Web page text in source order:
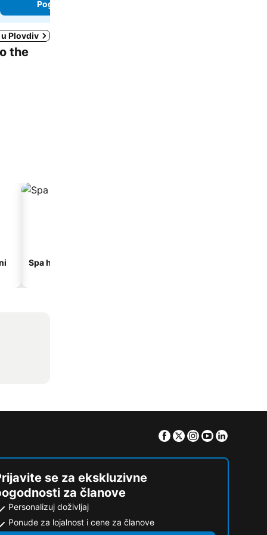
Pogledaj cene
Plovdiv
the
Spa hoteli
Facebook
TwitterInstagram
Youtube
se za ekskluzivne
za članove
Personalizuj doživljaj
Ponude za lojalnost i cene za članove